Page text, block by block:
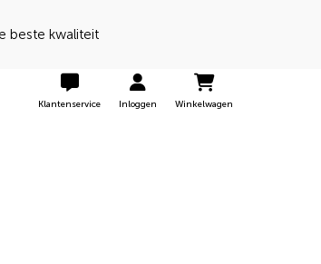
onze klanten
Klantenservice Inloggen Winkelwagen